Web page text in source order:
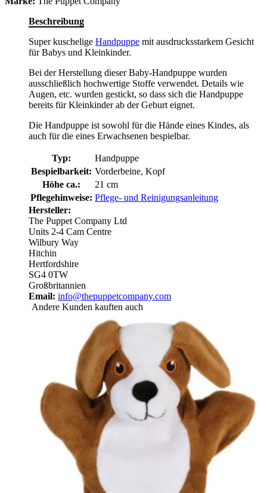
Beschreibung
Super kuschelige Handpuppe mit ausdrucksstarkem Gesicht
für Babys und Kleinkinder.
Bei der Herstellung dieser Baby-Handpuppe wurden
ausschließlich hochwertige Stoffe verwendet. Details wie
Augen, etc. wurden gestickt, so dass sich die Handpuppe
bereits für Kleinkinder ab der Geburt eignet.
Die Handpuppe ist sowohl für die Hände eines Kindes, als
auch für die eines Erwachsenen bespielbar.
Typ:
Handpuppe
Bespielbarkeit: Vorderbeine, Kopf
Höhe ca.:
21 cm
Pflegehinweise: Pflege- und Reinigungsanleitung
Hersteller:
The Puppet Company Ltd
Units 2-4 Cam Centre
Wilbury Way
Hitchin
Hertfordshire
SG4 0TW
Großbritannien
Email: info@thepuppetcompany.com
Andere Kunden kauften auch